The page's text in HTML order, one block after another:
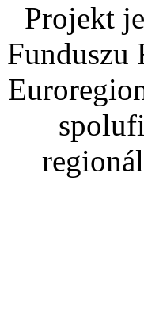
Projekt
Funduszu